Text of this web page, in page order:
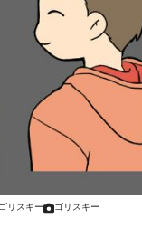
リスキー ゴリスキー